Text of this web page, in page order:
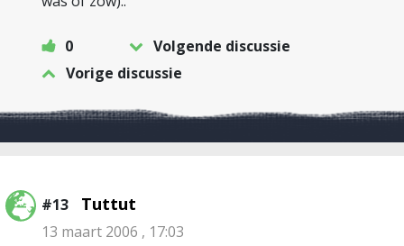
0
Volgende discussie
Vorige discussie
#13 Tuttut
13 maart 2006 , 17:03